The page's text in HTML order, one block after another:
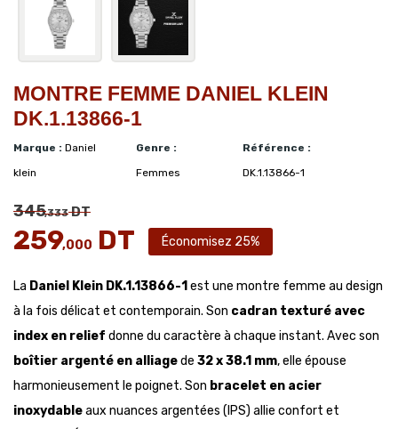
MONTRE FEMME DANIEL KLEIN
DK.1.13866-1
Marque : Daniel
klein
Genre :
Femmes
Référence :
DK.1.13866-1
345,333DT
259,000 DT Économisez 25%
La Daniel Klein DK.1.13866-1 est une montre femme au design
à la fois délicat et contemporain. Son cadran texturé avec
index en relief donne du caractère à chaque instant. Avec son
boîtier argenté en alliagede 32 x 38.1 mm, elle épouse
harmonieusement le poignet. Son bracelet en acier
inoxydableaux nuances argentées (IPS) allie confort et